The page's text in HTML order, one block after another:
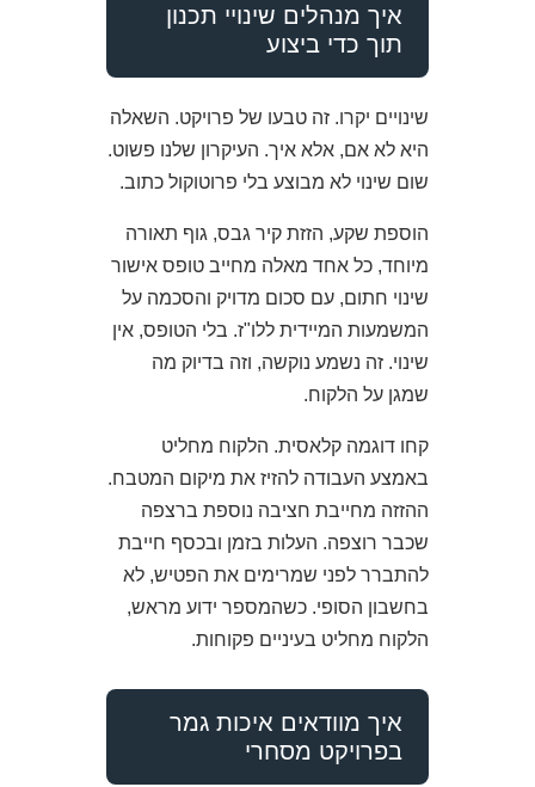
איך מנהלים שינויי תכנון
תוך כדי ביצוע
שינויים יקרו. זה טבעו של פרויקט. השאלה
היא לא אם, אלא איך. העיקרון שלנו פשוט.
שום שינוי לא מבוצע בלי פרוטוקול כתוב.
הוספת שקע, הזזת קיר גבס, גוף תאורה
מיוחד, כל אחד מאלה מחייב טופס אישור
שינוי חתום, עם סכום מדויק והסכמה על
המשמעות המיידית ללו"ז. בלי הטופס, אין
שינוי. זה נשמע נוקשה, וזה בדיוק מה
שמגן על הלקוח.
קחו דוגמה קלאסית. הלקוח מחליט
באמצע העבודה להזיז את מיקום המטבח.
ההזזה מחייבת חציבה נוספת ברצפה
שכבר רוצפה. העלות בזמן ובכסף חייבת
להתברר לפני שמרימים את הפטיש, לא
בחשבון הסופי. כשהמספר ידוע מראש,
הלקוח מחליט בעיניים פקוחות.
איך מוודאים איכות גמר
בפרויקט מסחרי